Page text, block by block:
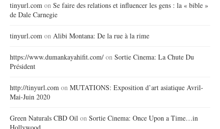
tinyurl.com on Se faire des relations et influencer les gens : la « bible »
de Dale Carnegie
tinyurl.com on Alibi Montana: De la rue à la rime
https://www.dumankayahifit.com/ on Sortie Cinema: La Chute Du
Président
http://tinyurl.com on MUTATIONS: Exposition d’art asiatique Avril-
Mai-Juin 2020
Green Naturals CBD Oil on Sortie Cinema: Once Upon a Time…in